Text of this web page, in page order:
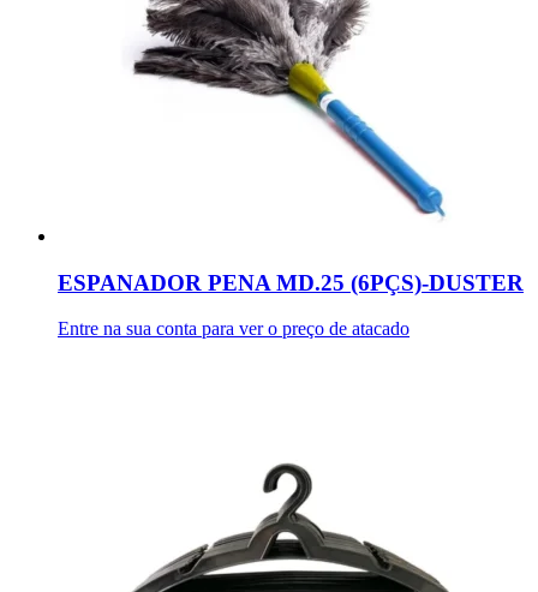
ESPANADOR PENA MD.25 (6PÇS)-DUSTER
Entre na sua conta para ver o preço de atacado